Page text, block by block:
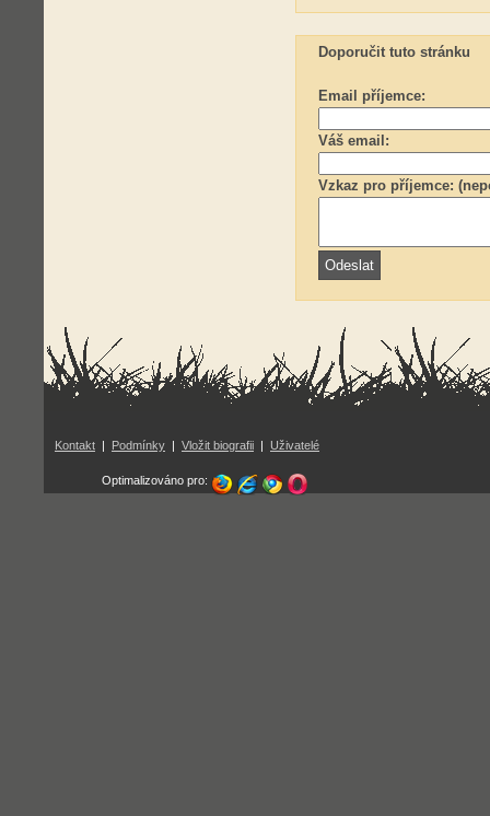
Doporučit tuto stránku
Email příjemce:
Váš email:
Vzkaz pro příjemce:
Kontakt | Podmínky | Vložit biografii | Uživatelé
Optimalizováno pro: